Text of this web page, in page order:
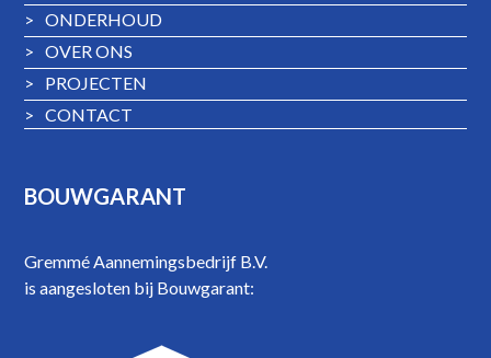
> ONDERHOUD
> OVER ONS
>
PROJECTEN
> CONTACT
BOUWGARANT
Gremmé Aannemingsbedrijf B.V.
is aangesloten bij Bouwgarant: